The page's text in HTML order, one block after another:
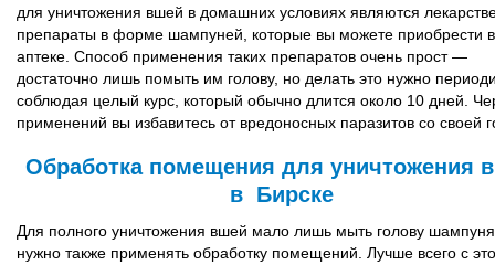
для уничтожения вшей в домашних условиях являются
препараты в форме шампуней, которые вы можете приобрести в
аптеке. Способ применения таких препаратов очень прост —
достаточно лишь помыть им голову, но делать это нужно
соблюдая целый курс, который обычно длится около 10 дней.
применений вы избавитесь от вредоносных паразитов со своей
Обработка помещения для уничтожения
в Бирске
Для полного уничтожения вшей мало лишь мыть голову
нужно также применять обработку помещений. Лучше всего с